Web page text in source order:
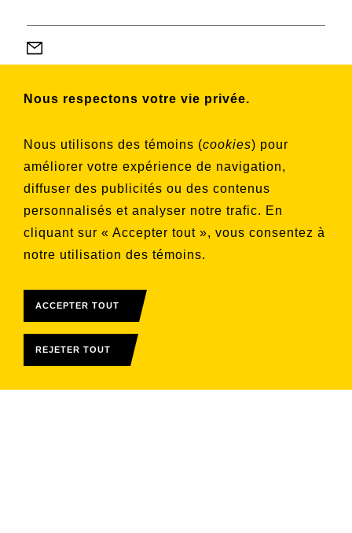
Nous respectons votre vie privée.
Nous utilisons des témoins (cookies) pour
améliorer votre expérience de navigation,
diffuser des publicités ou des contenus
personnalisés et analyser notre trafic. En
cliquant sur « Accepter tout », vous consentez à
notre utilisation des témoins.
ACCEPTER TOUT
REJETER TOUT
connaître nos activités et nos émissions.
Choisissez les listes auxquelles vous
souhaitez vous inscrire
Aucune liste sélectionnée